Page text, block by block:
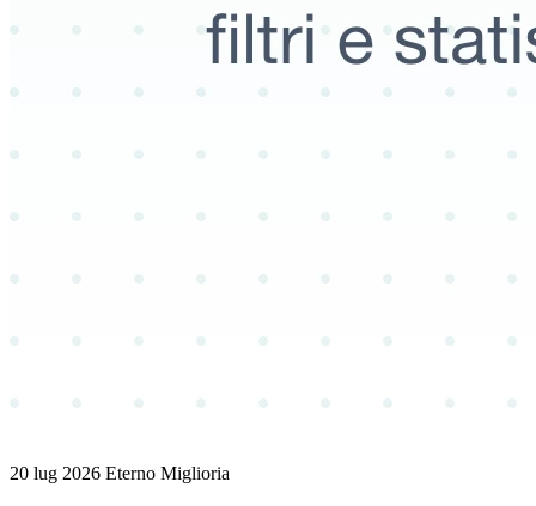
20 lug 2026 Eterno Miglioria